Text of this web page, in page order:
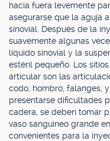
hacia fuera levemente
asegurarse que la aguja
sinovial. Después de la
suavemente algunas
líquido sinovial y la
estéril pequeño. Los
articular son las
codo, hombro, falanges,
presentarse dificultades
cadera, se deben tomar
vaso sanguíneo grande
convenientes para la